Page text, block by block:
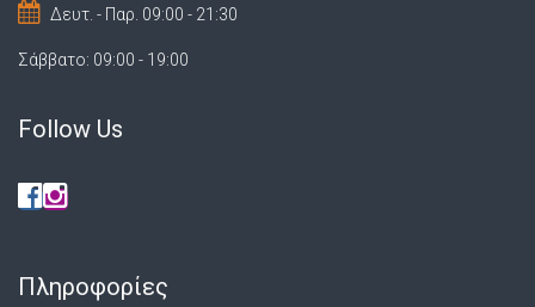
Δευτ. - Παρ. 09:00 - 21:30
Σάββατο: 09:00 - 19:00
Follow Us
Πληροφορίες